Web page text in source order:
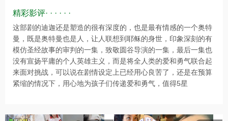
精彩影评· · · · · ·
这部剧的迪迦还是塑造的很有深度的，也是最有情感的一个奥特
曼，既是奥特曼也是人，让人联想到耶稣的身世，印象深刻的有
模仿圣经故事的审判的一集，致敬圆谷导演的一集，最后一集也
没有宣扬平庸的个人英雄主义，而是将全人类的爱和勇气联合起
来面对挑战，可以说在剧情设定上已经用心良苦了，还是在预算
紧缩的情况下，用心地为孩子们传递爱和勇气，值得5星